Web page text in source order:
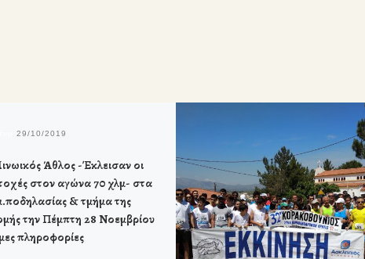
29/10/2019
Άθλος -Έκλεισαν οι
στον αγώνα 70 χλμ- στα
& τμήμα της
την Πέμπτη 28 Νοεμβρίου
πληροφορίες